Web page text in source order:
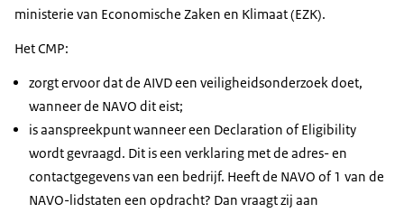
ministerie van Economische Zaken en Klimaat (EZK).
Het CMP:
zorgt ervoor dat de AIVD een veiligheidsonderzoek doet,
wanneer de NAVO dit eist;
is aanspreekpunt wanneer een Declaration of Eligibility
wordt gevraagd. Dit is een verklaring met de adres- en
contactgegevens van een bedrijf. Heeft de NAVO of 1 van de
NAVO-lidstaten een opdracht? Dan vraagt zij aan